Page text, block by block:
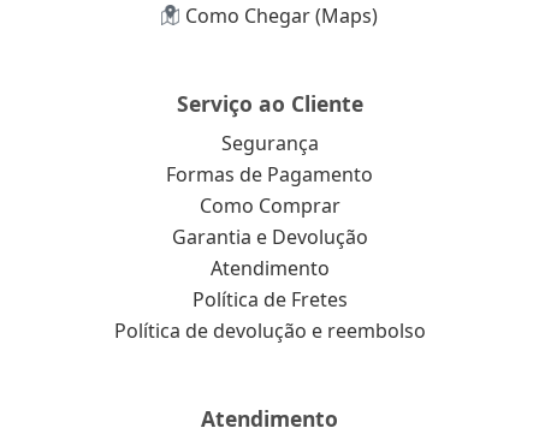
Como Chegar (Maps)
Serviço ao Cliente
Segurança
Formas de Pagamento
Como Comprar
Garantia e Devolução
Atendimento
Política de Fretes
Política de devolução e reembolso
Atendimento